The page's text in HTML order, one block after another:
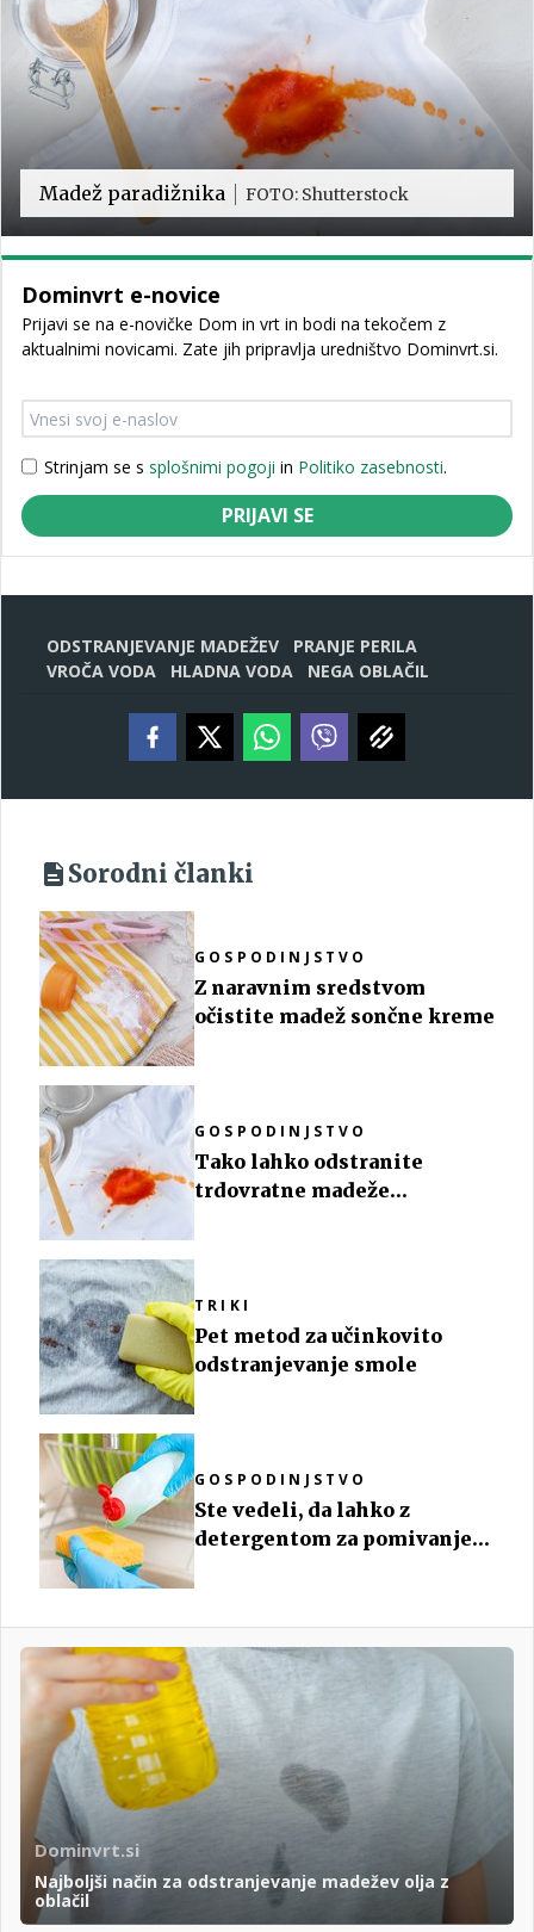
Madež paradižnika FOTO: Shutterstock
Dominvrt e-novice
Prijavi se na e-novičke Dom in vrt in bodi na tekočem z
aktualnimi novicami. Zate jih pripravlja uredništvo Dominvrt.si.
Strinjam se s splošnimi pogoji in Politiko zasebnosti.
PRIJAVI SE
ODSTRANJEVANJE MADEŽEV
PRANJE PERILA
VROČA VODA
HLADNA VODA NEGA OBLAČIL
Sorodni članki
GOSPODINJSTVO
Z naravnim sredstvom
očistite madež sončne kreme
GOSPODINJSTVO
Tako lahko odstranite
trdovratne madeže
TRIKI
Pet metod za učinkovito
odstranjevanje smole
GOSPODINJSTVO
Ste vedeli, da lahko z
detergentom za pomivanje
Dominvrt.si
Najboljši način za odstranjevanje madežev olja z
oblačil